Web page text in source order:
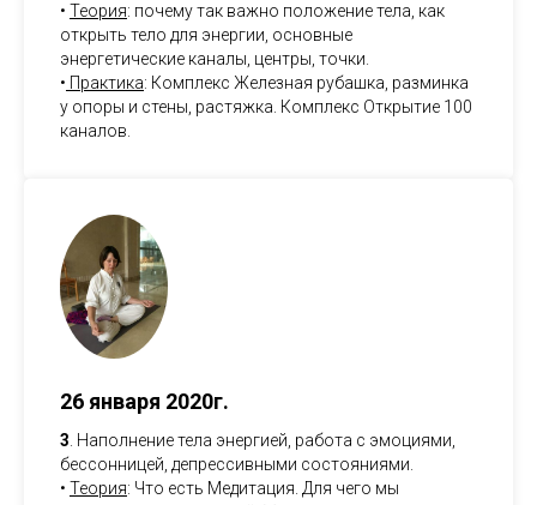
• Теория: почему так важно положение тела, как
открыть тело для энергии, основные
энергетические каналы, центры, точки.
• Практика: Комплекс Железная рубашка, разминка
у опоры и стены, растяжка. Комплекс Открытие 100
каналов.
26 января 2020г.
3 . Наполнение тела энергией, работа с эмоциями,
бессонницей, депрессивными состояниями.
• Теория: Что есть Медитация. Для чего мы